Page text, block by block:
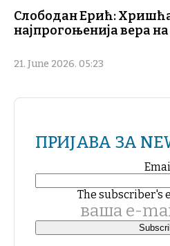
Слободан Ерић:
најпрогоњенија вера
21. June 2026. 05:23
ПРИЈАВА ЗА
The subscriber's
ваша е-